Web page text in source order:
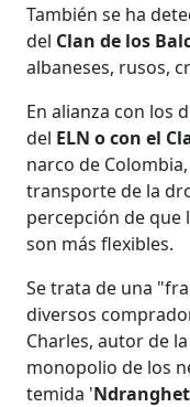
También se ha
del Clan de los
albaneses, rusos,
En alianza con los
del ELN o con el
narco de
transporte de la
percepción de que
son más flexibles.
Se trata de una
diversos
Charles, autor de
monopolio de los
temida '